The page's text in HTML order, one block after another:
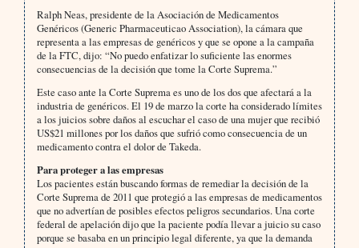
Ralph Neas, presidente de la Asociación de Medicamentos
Genéricos (Generic Pharmaceuticao Association), la cámara que
representa a las empresas de genéricos y que se opone a la campaña
de la FTC, dijo: “No puedo enfatizar lo suficiente las enormes
consecuencias de la decisión que tome la Corte Suprema.”
Este caso ante la Corte Suprema es uno de los dos que afectará a la
industria de genéricos. El 19 de marzo la corte ha considerado límites
a los juicios sobre daños al escuchar el caso de una mujer que recibió
US$21 millones por los daños que sufrió como consecuencia de un
medicamento contra el dolor de Takeda.
Para proteger a las empresas
Los pacientes están buscando formas de remediar la decisión de la
Corte Suprema de 2011 que protegió a las empresas de medicamentos
que no advertían de posibles efectos peligros secundarios. Una corte
federal de apelación dijo que la paciente podía llevar a juicio su caso
porque se basaba en un principio legal diferente, ya que la demanda